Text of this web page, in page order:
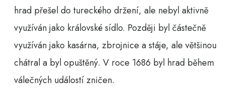
hrad přešel do tureckého držení, ale nebyl aktivně
využíván jako královské sídlo. Později byl částečně
využíván jako kasárna, zbrojnice a stáje, ale většinou
chátral a byl opuštěný. V roce 1686 byl hrad během
válečných událostí zničen.